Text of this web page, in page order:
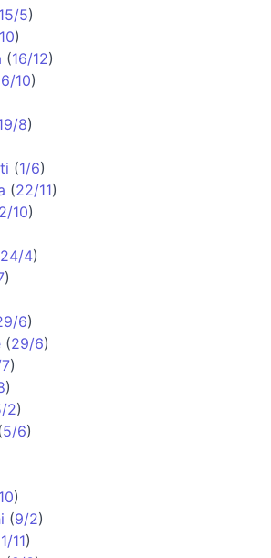
15/5)
)
(16/12)
10)
8)
(1/6)
(22/11)
10)
24/4)
)
6)
(29/6)
)
)
2)
5/6)
)
(9/2)
11)